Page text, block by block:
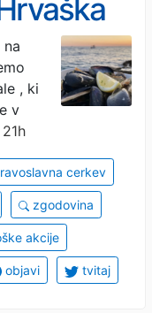
, ki
v
21h
cerkev
zgodovina
akcije
objavi tvitaj